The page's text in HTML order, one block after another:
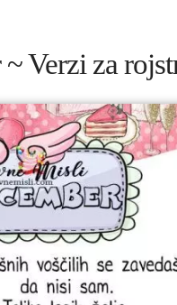
~ Verzi za